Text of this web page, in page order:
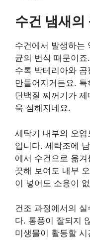
수건 냄새의
수건에서 발생하는
균의 번식 때문이
수록 박테리아와
만들어지거든요.
단백질 찌꺼기가
욱 심해지네요.
세탁기 내부의 오
입니다. 세탁조에
에서 수건으로 옮
끗해 보여도 내부
이 넣어도 소용이
건조 과정에서의
다. 통풍이 잘되지
미생물이 활동할